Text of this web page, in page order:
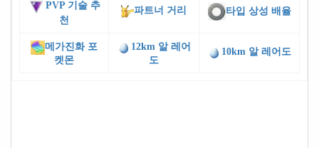
PVP 기술 추
천
파트너 거리 타입 상성 배율
메가진화 포
켓몬
12km 알 레어
도
10km 알 레어도